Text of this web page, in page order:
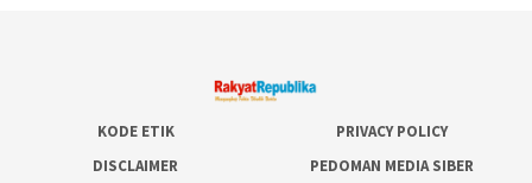
KODE ETIK
PRIVACY POLICY
DISCLAIMER
PEDOMAN MEDIA SIBER